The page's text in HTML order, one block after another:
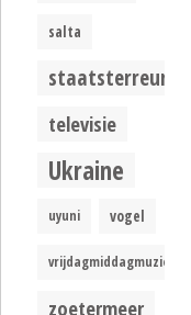
salta
staatsterreur
televisie
Ukraine
uyuni vogel
vrijdagmiddagmuziek
zoetermeer